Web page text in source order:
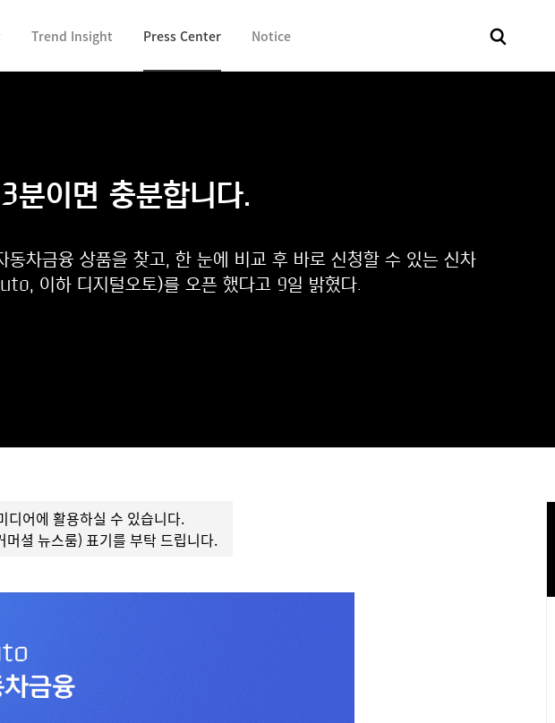
Trend Insight Press Center Notice
분이면 충분합니다.
금융 상품을 찾고, 한 눈에 비교 후 바로 신청할 수 있는 신차
이하 디지털오토)를 오픈 했다고 9일 밝혔다.
디어에 활용하실 수 있습니다.
머셜 뉴스룸) 표기를 부탁 드립니다.